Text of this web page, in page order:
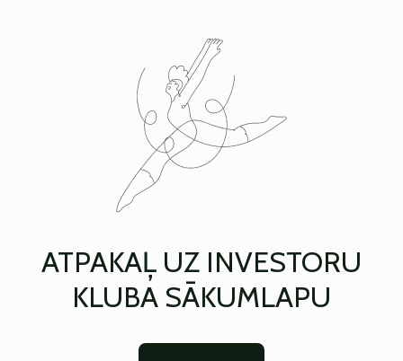
ATPAKAĻ UZ INVESTORU
KLUBA SĀKUMLAPU